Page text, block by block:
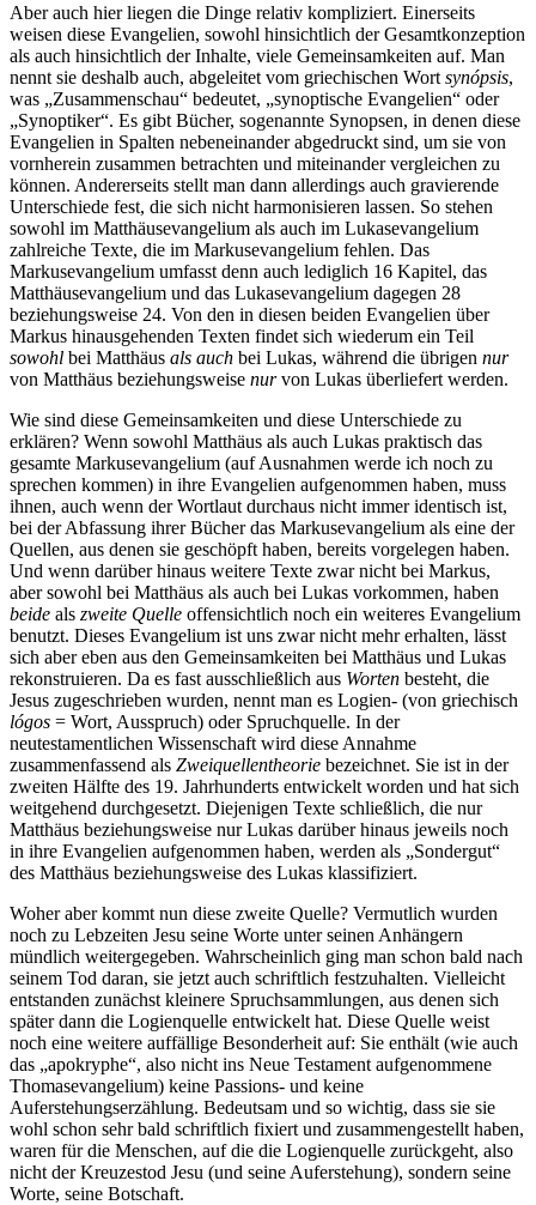
Aber auch hier liegen die Dinge relativ kompliziert. Einerseits
weisen diese Evangelien, sowohl hinsichtlich der Gesamtkonzeption
als auch hinsichtlich der Inhalte, viele Gemeinsamkeiten auf. Man
nennt sie deshalb auch, abgeleitet vom griechischen Wort synópsis,
was „Zusammenschau“ bedeutet, „synoptische Evangelien“ oder
„Synoptiker“. Es gibt Bücher, sogenannte Synopsen, in denen diese
Evangelien in Spalten nebeneinander abgedruckt sind, um sie von
vornherein zusammen betrachten und miteinander vergleichen zu
können. Andererseits stellt man dann allerdings auch gravierende
Unterschiede fest, die sich nicht harmonisieren lassen. So stehen
sowohl im Matthäusevangelium als auch im Lukasevangelium
zahlreiche Texte, die im Markusevangelium fehlen. Das
Markusevangelium umfasst denn auch lediglich 16 Kapitel, das
Matthäusevangelium und das Lukasevangelium dagegen 28
beziehungsweise 24. Von den in diesen beiden Evangelien über
Markus hinausgehenden Texten findet sich wiederum ein Teil
sowohl bei Matthäus als auch bei Lukas, während die übrigen nur
von Matthäus beziehungsweise nurvon Lukas überliefert werden.
Wie sind diese Gemeinsamkeiten und diese Unterschiede zu
erklären? Wenn sowohl Matthäus als auch Lukas praktisch das
gesamte Markusevangelium (auf Ausnahmen werde ich noch zu
sprechen kommen) in ihre Evangelien aufgenommen haben, muss
ihnen, auch wenn der Wortlaut durchaus nicht immer identisch ist,
bei der Abfassung ihrer Bücher das Markusevangelium als eine der
Quellen, aus denen sie geschöpft haben, bereits vorgelegen haben.
Und wenn darüber hinaus weitere Texte zwar nicht bei Markus,
aber sowohl bei Matthäus als auch bei Lukas vorkommen, haben
beide als zweite Quelle offensichtlich noch ein weiteres Evangelium
benutzt. Dieses Evangelium ist uns zwar nicht mehr erhalten, lässt
sich aber eben aus den Gemeinsamkeiten bei Matthäus und Lukas
rekonstruieren. Da es fast ausschließlich aus Worten besteht, die
Jesus zugeschrieben wurden, nennt man es Logien- (von griechisch
lógos = Wort, Ausspruch) oder Spruchquelle. In der
neutestamentlichen Wissenschaft wird diese Annahme
zusammenfassend als Zweiquellentheorie bezeichnet. Sie ist in der
zweiten Hälfte des 19. Jahrhunderts entwickelt worden und hat sich
weitgehend durchgesetzt. Diejenigen Texte schließlich, die nur
Matthäus beziehungsweise nur Lukas darüber hinaus jeweils noch
in ihre Evangelien aufgenommen haben, werden als „Sondergut“
des Matthäus beziehungsweise des Lukas klassifiziert.
Woher aber kommt nun diese zweite Quelle? Vermutlich wurden
noch zu Lebzeiten Jesu seine Worte unter seinen Anhängern
mündlich weitergegeben. Wahrscheinlich ging man schon bald nach
seinem Tod daran, sie jetzt auch schriftlich festzuhalten. Vielleicht
entstanden zunächst kleinere Spruchsammlungen, aus denen sich
später dann die Logienquelle entwickelt hat. Diese Quelle weist
noch eine weitere auffällige Besonderheit auf: Sie enthält (wie auch
das „apokryphe“, also nicht ins Neue Testament aufgenommene
Thomasevangelium) keine Passions- und keine
Auferstehungserzählung. Bedeutsam und so wichtig, dass sie sie
wohl schon sehr bald schriftlich fixiert und zusammengestellt haben,
waren für die Menschen, auf die die Logienquelle zurückgeht, also
nicht der Kreuzestod Jesu (und seine Auferstehung), sondern seine
Worte, seine Botschaft.